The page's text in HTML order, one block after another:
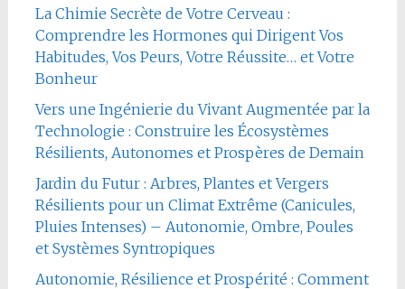
La Chimie Secrète de Votre Cerveau :
Comprendre les Hormones qui Dirigent Vos
Habitudes, Vos Peurs, Votre Réussite… et Votre
Bonheur
Vers une Ingénierie du Vivant Augmentée par la
Technologie : Construire les Écosystèmes
Résilients, Autonomes et Prospères de Demain
Jardin du Futur : Arbres, Plantes et Vergers
Résilients pour un Climat Extrême (Canicules,
Pluies Intenses) – Autonomie, Ombre, Poules
et Systèmes Syntropiques
Autonomie, Résilience et Prospérité : Comment